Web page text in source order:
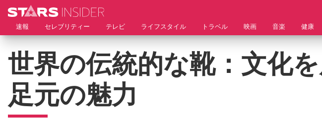
速報 セレブリティー テレビ ライフスタイル トラベル 映画 音楽 健康
世界の伝統的な靴：文化
足元の魅力